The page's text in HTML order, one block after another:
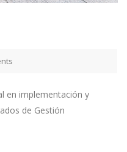
en implementación y
de Gestión